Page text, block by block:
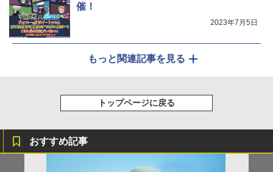
催！
2023年7月5日
もっと関連記事を見る
トップページに戻る
おすすめ記事